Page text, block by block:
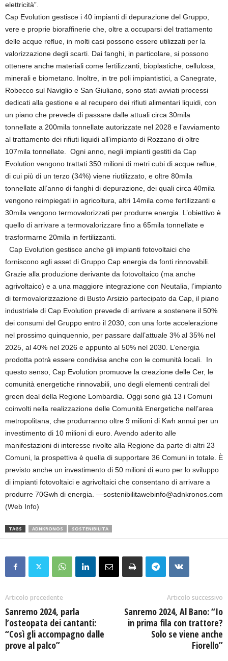
elettricità”.
Cap Evolution gestisce i 40 impianti di depurazione del Gruppo,
vere e proprie bioraffinerie che, oltre a occuparsi del trattamento
delle acque reflue, in molti casi possono essere utilizzati per la
valorizzazione degli scarti. Dai fanghi, in particolare, si possono
ottenere anche materiali come fertilizzanti, bioplastiche, cellulosa,
minerali e biometano. Inoltre, in tre poli impiantistici, a Canegrate,
Robecco sul Naviglio e San Giuliano, sono stati avviati processi
dedicati alla gestione e al recupero dei rifiuti alimentari liquidi, con
un piano che prevede di passare dalle attuali circa 30mila
tonnellate a 200mila tonnellate autorizzate nel 2028 e l’avviamento
al trattamento dei rifiuti liquidi all’impianto di Rozzano di oltre
107mila tonnellate. Ogni anno, negli impianti gestiti da Cap
Evolution vengono trattati 350 milioni di metri cubi di acque reflue,
di cui più di un terzo (34%) viene riutilizzato, e oltre 80mila
tonnellate all’anno di fanghi di depurazione, dei quali circa 40mila
vengono reimpiegati in agricoltura, altri 14mila come fertilizzanti e
30mila vengono termovalorizzati per produrre energia. L’obiettivo è
quello di arrivare a termovalorizzare fino a 65mila tonnellate e
trasformarne 20mila in fertilizzanti.
Cap Evolution gestisce anche gli impianti fotovoltaici che
forniscono agli asset di Gruppo Cap energia da fonti rinnovabili.
Grazie alla produzione derivante da fotovoltaico (ma anche
agrivoltaico) e a una maggiore integrazione con Neutalia, l’impianto
di termovalorizzazione di Busto Arsizio partecipato da Cap, il piano
industriale di Cap Evolution prevede di arrivare a sostenere il 50%
dei consumi del Gruppo entro il 2030, con una forte accelerazione
nel prossimo quinquennio, per passare dall’attuale 3% al 35% nel
2025, al 40% nel 2026 e appunto al 50% nel 2030. L’energia
prodotta potrà essere condivisa anche con le comunità locali. In
questo senso, Cap Evolution promuove la creazione delle Cer, le
comunità energetiche rinnovabili, uno degli elementi centrali del
green deal della Regione Lombardia. Oggi sono già 13 i Comuni
coinvolti nella realizzazione delle Comunità Energetiche nell’area
metropolitana, che produrranno oltre 9 milioni di Kwh annui per un
investimento di 10 milioni di euro. Avendo aderito alle
manifestazioni di interesse rivolte alla Regione da parte di altri 23
Comuni, la prospettiva è quella di supportare 36 Comuni in totale. È
previsto anche un investimento di 50 milioni di euro per lo sviluppo
di impianti fotovoltaici e agrivoltaici che consentano di arrivare a
produrre 70Gwh di energia. —sostenibilitawebinfo@adnkronos.com
(Web Info)
TAGS ADNKRONOS SOSTENIBILITA
Articolo precedente
Sanremo 2024, parla
l’osteopata dei cantanti:
“Così gli accompagno dalle
prove al palco”
Articolo successivo
Sanremo 2024, Al Bano: “Io
in prima fila con trattore?
Solo se viene anche
Fiorello”